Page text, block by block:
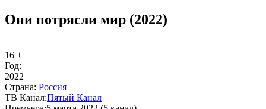
Они потрясли мир (2022)
16 +
Год:
2022
Стра­на: Рос­сия
ТВ Ка­нал:Пя­тый Ка­нал